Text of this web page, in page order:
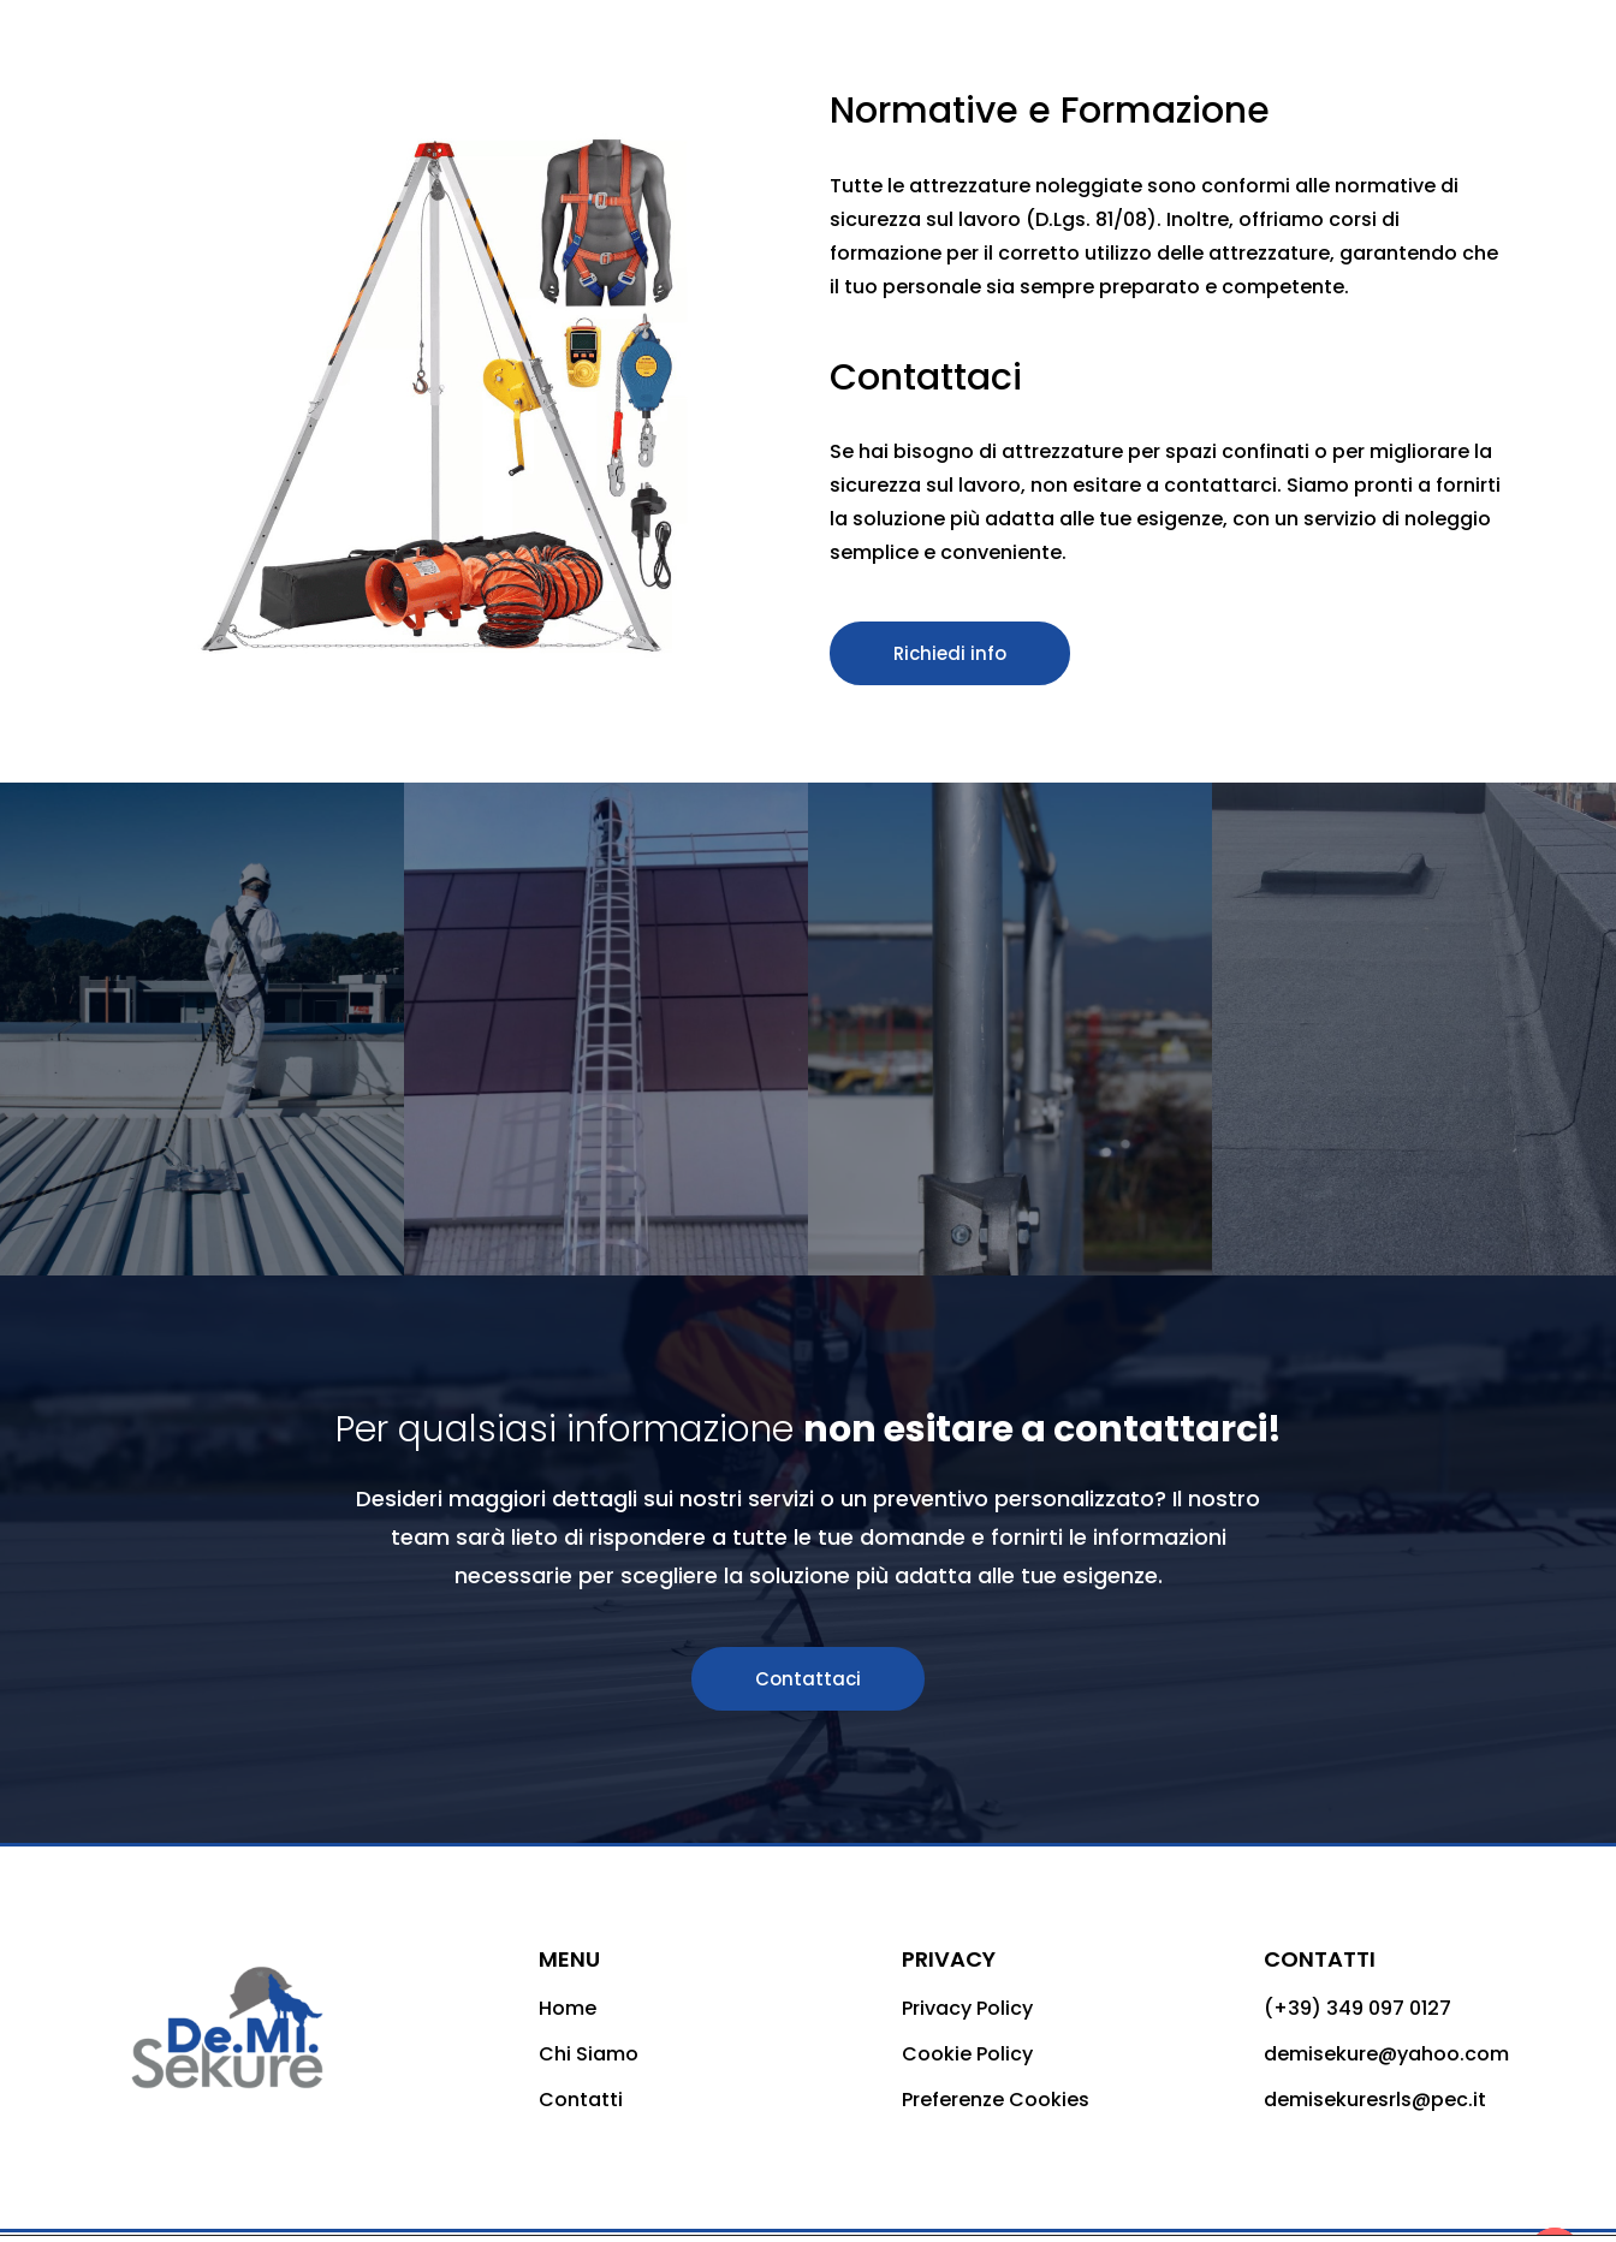
Normative e Formazione
Tutte le attrezzature noleggiate sono conformi alle normative di
sicurezza sul lavoro (D.Lgs. 81/08). Inoltre, offriamo corsi di
formazione per il corretto utilizzo delle attrezzature, garantendo che
il tuo personale sia sempre preparato e competente.
Contattaci
Se hai bisogno di attrezzature per spazi confinati o per migliorare la
sicurezza sul lavoro, non esitare a contattarci. Siamo pronti a fornirti
la soluzione più adatta alle tue esigenze, con un servizio di noleggio
semplice e conveniente.
Richiedi info
Per qualsiasi informazionenon esitare a contattarci!
Desideri maggiori dettagli sui nostri servizi o un preventivo personalizzato? Il nostro
team sarà lieto di rispondere a tutte le tue domande e fornirti le informazioni
necessarie per scegliere la soluzione più adatta alle tue esigenze.
Contattaci
MENU
Home
Chi Siamo
Contatti
PRIVACY
Privacy Policy
Cookie Policy
Preferenze Cookies
CONTATTI
(+39) 349 097 0127
demisekure@yahoo.com
demisekuresrls@pec.it